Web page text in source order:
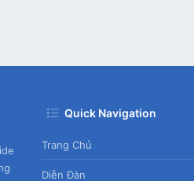
Quick Navigation
Trang Chủ
Diễn Đàn